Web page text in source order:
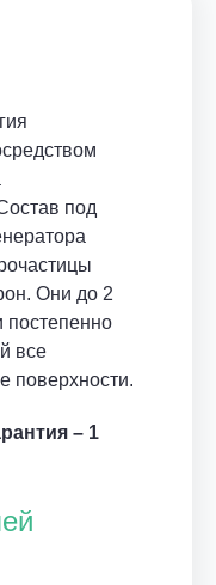
под
Они до 2
постепенно
все
поверхности.
– 1